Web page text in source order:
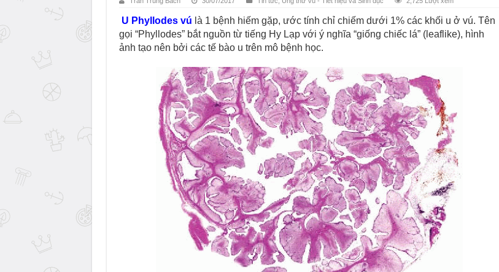
U Phyllodes vú là 1 bệnh hiếm gặp, ước tính chỉ chiếm dưới 1% các khối u ở vú. Tên
gọi “Phyllodes” bắt nguồn từ tiếng Hy Lạp với ý nghĩa “giống chiếc lá” (leaflike), hình
ảnh tạo nên bởi các tế bào u trên mô bệnh học.